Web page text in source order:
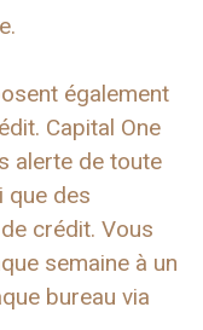
également
Capital One
alerte de toute
que des
crédit. Vous
semaine à un
bureau via